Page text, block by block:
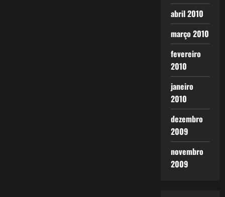
abril 2010
março 2010
fevereiro
2010
janeiro
2010
dezembro
2009
novembro
2009